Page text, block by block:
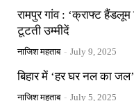
रामपुर गांव : ‘क्राफ्ट
टूटती उम्मीदें
नाजिश महताब - July 9, 2025
बिहार में ‘हर घर नल का
नाजिश महताब - July 5, 2025